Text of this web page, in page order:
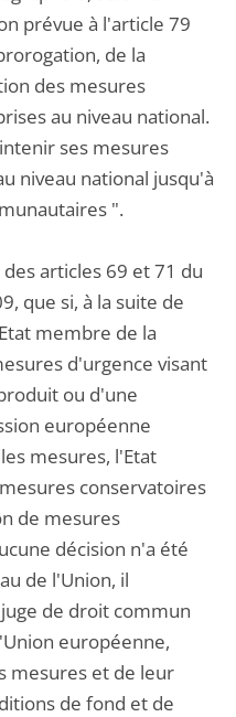
prévue à l'article 79
de la
des mesures
au niveau national.
ses mesures
niveau national jusqu'à
".
articles 69 et 71 du
que si, à la suite de
membre de la
d'urgence visant
ou d'une
européenne
mesures, l'Etat
conservatoires
de mesures
décision n'a été
de l'Union, il
de droit commun
européenne,
mesures et de leur
de fond et de